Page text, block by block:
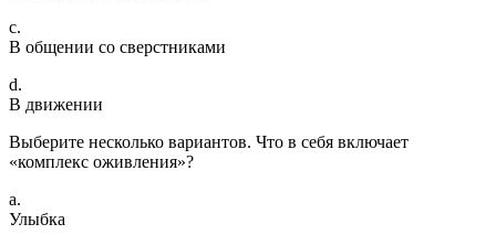
c.
В общении со сверстниками
d.
В движении
Выберите несколько вариантов. Что в себя включает
«комплекс оживления»?
a.
Улыбка